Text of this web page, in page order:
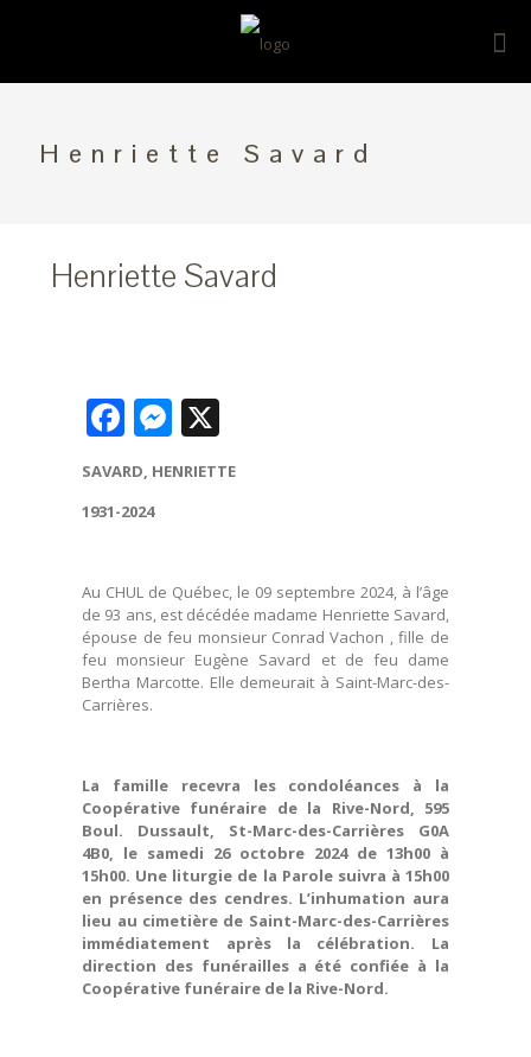
Henriette Savard
Henriette Savard
Facebook
Messenger
SAVARD, HENRIETTE
1931-2024
Au CHUL de Québec, le 09 septembre 2024, à l’âge
de 93 ans, est décédée madame Henriette Savard,
épouse de feu monsieur Conrad Vachon , fille de
feu monsieur Eugène Savard et de feu dame
Bertha Marcotte. Elle demeurait à Saint-Marc-des-
Carrières.
La famille recevra les condoléances à la
Coopérative funéraire de la Rive-Nord, 595
Boul. Dussault, St-Marc-des-Carrières G0A
4B0, le samedi 26 octobre 2024 de 13h00 à
15h00. Une liturgie de la Parole suivra à 15h00
en présence des cendres. L’inhumation aura
lieu au cimetière de Saint-Marc-des-Carrières
immédiatement après la célébration. La
direction des funérailles a été confiée à la
Coopérative funéraire de la Rive-Nord.